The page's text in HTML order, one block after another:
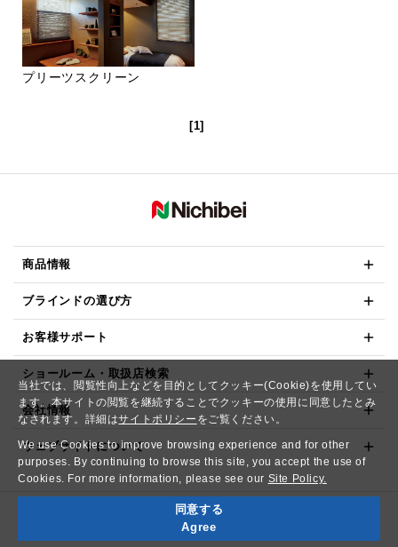
当社では、閲覧性向上などを目的としてクッキー(Cookie)を使用してい
ます。本サイトの閲覧を継続することでクッキーの使用に同意したとみ
なされます。詳細はサイトポリシー をご覧ください。
We use Cookies to improve browsing experience and for other
purposes. By continuing to browse this site, you accept the use of
Cookies. For more information, please see our Site Policy.
同意する
Agree
プリーツスクリーン
[1]
商品情報
ブラインドの選び方
お客様サポート
ショールーム・取扱店検索
会社情報
ウェブサイトについて
Copyright© NICHIBEI CO.,LTD. All Rights Reserved.